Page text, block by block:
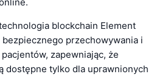
blockchain Element
przechowywania i
zapewniając, że
dostępne tylko dla uprawnionych